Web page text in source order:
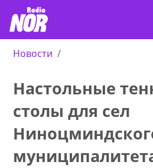
Новости
Настольные
столы для сел